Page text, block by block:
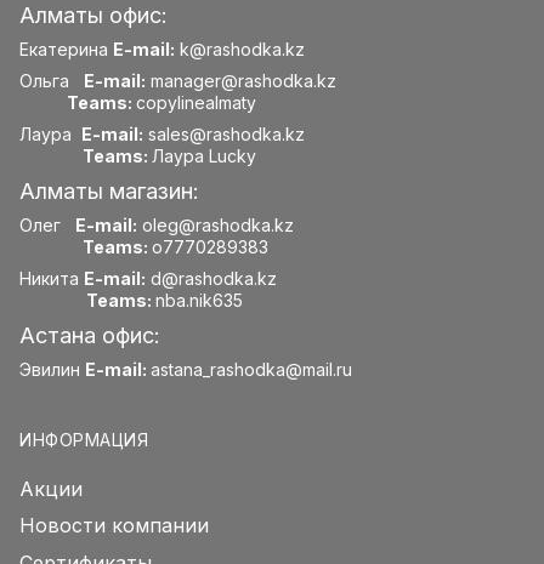
Алматы офис:
Екатерина E-mail: k@rashodka.kz
Ольга E-mail: manager@rashodka.kz
Teams: copylinealmaty
Лаура E-mail: sales@rashodka.kz
Teams: Лаура Lucky
Алматы магазин:
Олег E-mail: oleg@rashodka.kz
Teams: o7770289383
Никита E-mail: d@rashodka.kz
Teams: nba.nik635
Астана офис:
Эвилин E-mail: astana_rashodka@mail.ru
ИНФОРМАЦИЯ
Акции
Новости компании